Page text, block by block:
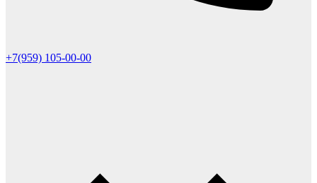
+7(959) 105-00-00